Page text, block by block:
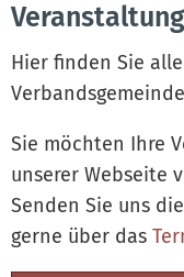
Hier finden Sie
Sie möchten Ihre
unserer Webseite
Senden Sie uns
gerne über das